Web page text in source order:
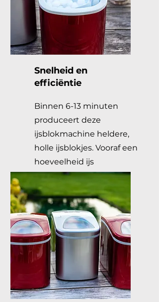
Snelheid en
efficiëntie
Binnen 6-13 minuten
produceert deze
ijsblokmachine heldere,
holle ijsblokjes. Vooraf een
hoeveelheid ijs
aanmaken is dus niet
nodig!